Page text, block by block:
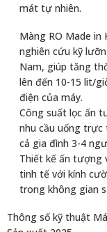
mát tự nhiên.
Màng RO Made
nghiên cứu kỹ
Nam, giúp tăng
lên đến 10-15 lit/
điện của máy.
Công suất lọc ấn
nhu cầu uống trực
cả gia đình 3-4
Thiết kế ấn tượng
tinh tế với kính
trong không gian
Thông số kỹ thuật